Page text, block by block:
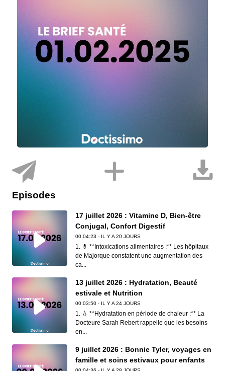
Episodes
17 juillet 2026 : Vitamine D, Bien-être
Conjugal, Confort Digestif
00:04:23 - IL Y A 20 JOURS
1. 💊 **Intoxications alimentaires :** Les hôpitaux
de Majorque constatent une augmentation des
ca...
13 juillet 2026 : Hydratation, Beauté
estivale et Nutrition
00:03:50 - IL Y A 24 JOURS
1. 💧 **Hydratation en période de chaleur :** La
Docteure Sarah Rebert rappelle que les besoins
en...
9 juillet 2026 : Bonnie Tyler, voyages en
famille et soins estivaux pour enfants